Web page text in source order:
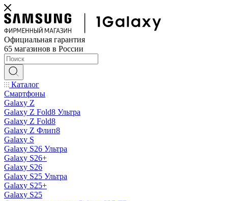
Официальная гарантия
65 магазинов в России
Каталог
Смартфоны
Galaxy Z
Galaxy Z Fold8 Ультра
Galaxy Z Fold8
Galaxy Z Флип8
Galaxy S
Galaxy S26 Ультра
Galaxy S26+
Galaxy S26
Galaxy S25 Ультра
Galaxy S25+
Galaxy S25